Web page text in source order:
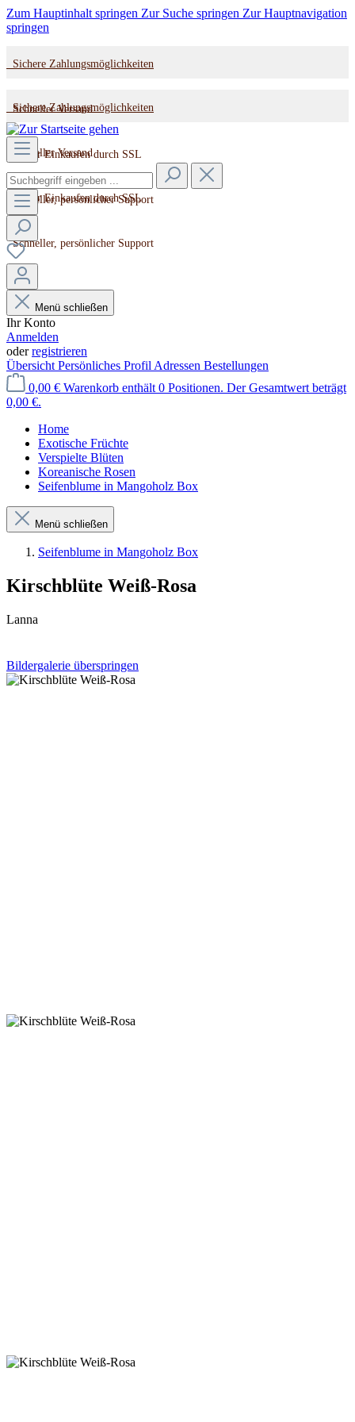
Zum Hauptinhalt springen Zur Suche springen Zur Hauptnavigation
springen
Sichere Zahlungsmöglichkeiten
Schneller Versand
Sicher Einkaufen durch SSL
Schneller, persönlicher Support
Sichere Zahlungsmöglichkeiten
Schneller Versand
Sicher Einkaufen durch SSL
Schneller, persönlicher Support
Menü schließen
Ihr Konto
Anmelden
oderregistrieren
Übersicht Persönliches Profil Adressen Bestellungen
0,00 € Warenkorb enthält 0 Positionen. Der Gesamtwert beträgt
0,00 €.
Home
Exotische Früchte
Verspielte Blüten
Koreanische Rosen
Seifenblume in Mangoholz Box
Menü schließen
Seifenblume in Mangoholz Box
Kirschblüte Weiß-Rosa
Lanna
Bildergalerie überspringen